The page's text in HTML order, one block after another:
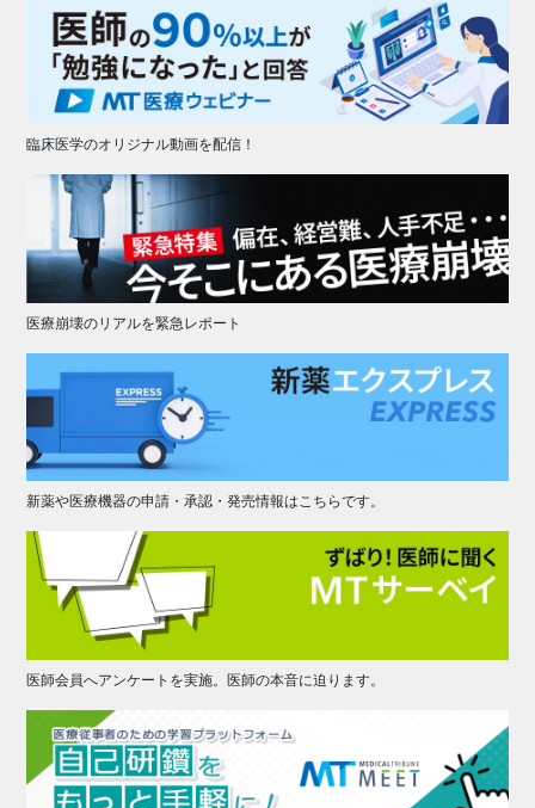
臨床医学のオリジナル動画を配信！
医療崩壊のリアルを緊急レポート
新薬や医療機器の申請・承認・発売情報はこちらです。
医師会員へアンケートを実施。医師の本音に迫ります。